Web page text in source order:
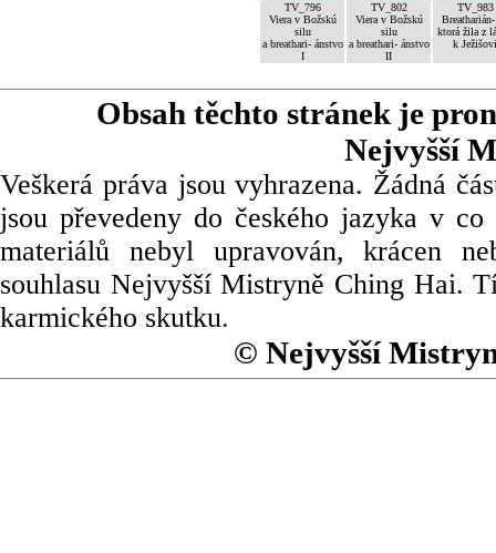
TV_796
Viera v Božskú
silu
a breathari- ánstvo
I
TV_802
Viera v Božskú
silu
a breathari- ánstvo
II
TV_983
ktorá žila z
k Ježišovi
Obsah těchto stránek je
Nejvyšší
Veškerá práva jsou vyhrazena. Žádná
jsou převedeny do českého jazyka v
materiálů nebyl upravován, krácen
souhlasu Nejvyšší Mistryně Ching Hai.
karmického skutku.
© Nejvyšší